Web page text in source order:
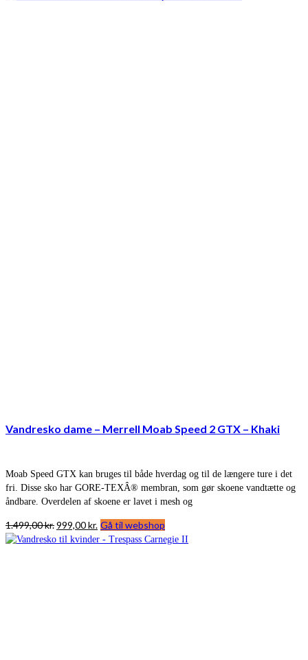
Vandresko dame – Merrell Moab Speed 2 GTX – Khaki
Moab Speed GTX kan bruges til både hverdag og til de længere ture i det
fri. Disse sko har GORE-TEXÂ® membran, som gør skoene vandtætte og
åndbare. Overdelen af skoene er lavet i mesh og
1.499,00kr.Den
oprindelige
999,00kr.Den
aktuelle
Gå til webshop